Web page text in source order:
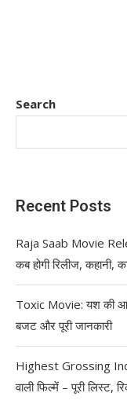
Search
Recent Posts
Raja Saab Movie
कब होगी रिलीज, कहानी,
Toxic Movie: यश की
बजट और पूरी जानकारी
Highest Grossing
वाली फिल्में – पूरी लिस्ट,